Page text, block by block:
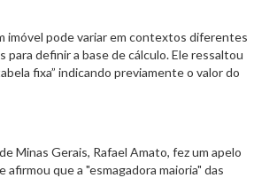
imóvel pode variar em contextos diferentes
definir a base de cálculo. Ele ressaltou
fixa” indicando previamente o valor do
Minas Gerais, Rafael Amato, fez um apelo
afirmou que a "esmagadora maioria" das